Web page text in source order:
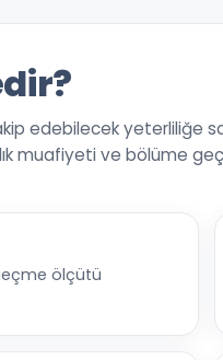
edebilecek yeterliliğe
muafiyeti ve bölüme
ölçütü